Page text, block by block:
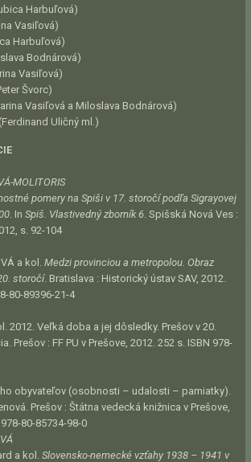
Harbuľová)
Vasiľová)
Harbuľová)
Bodnárová)
Vasiľová)
Švorc)
Vasiľová a Miloslava Bodnárová)
Uličný ml.)
MOLITORIS
pomery na Spiši v 17. storočí podľa Sigrayovej
. In Spiš. Vlastivedný zborník 6 . Spišská Nová Ves :
s. 92-104
a kol. Medzi provinciou a metropolou. Obraz
storočí. Bratislava : Historický ústav SAV, 2012.
80-89396-21-4
2012. Veľká doba a jej dôsledky. Prešov v 20.
Prešov : FF PU v Prešove, 2012. 252 s. ISBN 978-
obyvateľov (osobnosti – udalosti – pamiatky).
Prešov : Štátna vedecká knižnica v Prešove,
80-85734-98-0
a kol. Slovensko-nemecké vzťahy 1938 – 1941 v